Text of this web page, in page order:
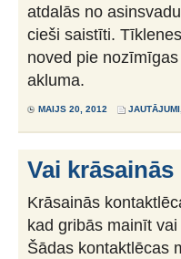
atdalās no
cieši saistīti.
noved pie
akluma.
MAIJS 20, 2012 JAUTĀJUMI
Vai
Krāsainās
kad gribās mainīt
Šādas kontaktlēcas